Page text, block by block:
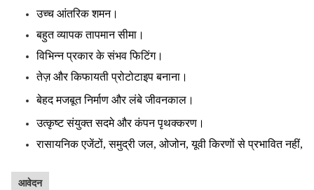
उच्च आंतरिक शमन।
बहुत व्यापक तापमान सीमा।
विभिन्न प्रकार के संभव फिटिंग।
तेज़ और किफायती प्रोटोटाइप बनाना।
बेहद मजबूत निर्माण और लंबे जीवनकाल।
उत्कृष्ट संयुक्त सदमे और कंपन पृथक्करण।
रासायनिक एजेंटों, समुद्री जल, ओजोन, यूवी किरणों से प्रभावित नहीं,
आवेदन